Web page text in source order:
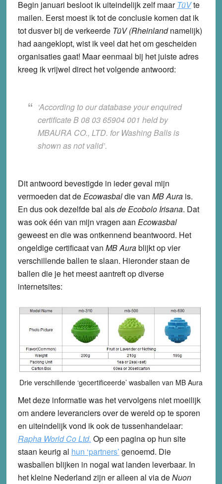
Begin januari besloot ik uiteindelijk zelf maar TüVte
mailen. Eerst moest ik tot de conclusie komen dat ik
tot dusver bij de verkeerde TüV (Rheinlandnamelijk)
had aangeklopt, wist ik veel dat het om gescheiden
organisaties gaat! Maar eenmaal bij het juiste adres
kreeg ik vrijwel direct het volgende antwoord:
‘According to our database your enquired
certificate B 08 03 65904 001 held by
MBAURA CO., LTD. for Washing Balls is
shown as not valid’.
Dit antwoord bevestigde in ieder geval mijn
vermoeden dat deEcowasbaldie van MB Aurais.
En dus ook dezelfde bal alsde Ecobolo Irisana. Dat
was ook één van mijn vragen aan Ecowasbal
geweest en die was ontkennend beantwoord. Het
ongeldige certificaat van MB Aurablijkt op vier
verschillende ballen te slaan. Hieronder staan de
ballen die je het meest aantreft op diverse
internetsites:
Drie verschillende ‘gecertificeerde’ wasballen van MB Aura
Met deze informatie was het vervolgens niet moeilijk
om andere leveranciers over de wereld op te sporen
en uiteindelijk vond ik ook de tussenhandelaar:
Rapha World Co Ltd. Op een pagina op hun site
staan keurig al hun ‘partners’ genoemd. Die
wasballen blijken in nogal wat landen leverbaar. In
het kleine Nederland zijn er alleen al via deNuon